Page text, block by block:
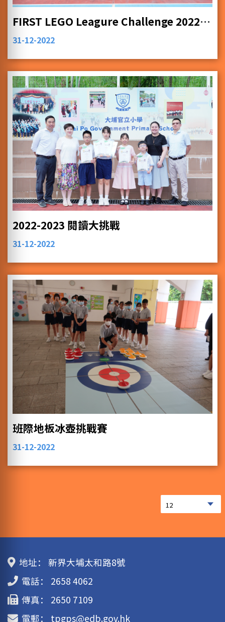
FIRST LEGO Leagure Challenge 2022-23
31-12-2022
2022-2023 閱讀大挑戰
31-12-2022
班際地板冰壺挑戰賽
31-12-2022
地址：
新界大埔太和路8號
電話：
2658 4062
傳真：
2650 7109
電郵：
tpgps@edb.gov.hk